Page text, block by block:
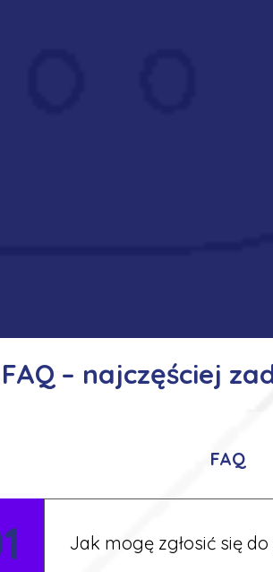
FAQ – najczęściej
FAQ
Jak mogę zgłosić się